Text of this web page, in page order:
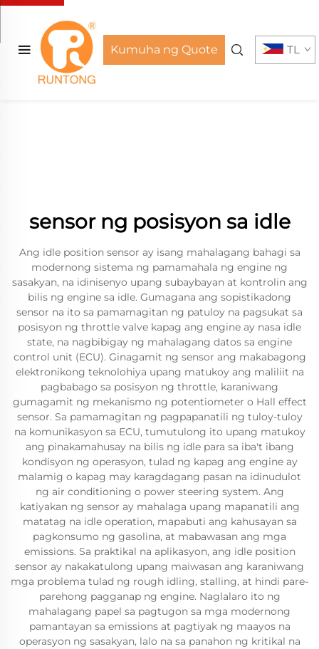
Kumuha ng Quote TL
sensor ng posisyon sa idle
Ang idle position sensor ay isang mahalagang bahagi sa
modernong sistema ng pamamahala ng engine ng
sasakyan, na idinisenyo upang subaybayan at kontrolin ang
bilis ng engine sa idle. Gumagana ang sopistikadong
sensor na ito sa pamamagitan ng patuloy na pagsukat sa
posisyon ng throttle valve kapag ang engine ay nasa idle
state, na nagbibigay ng mahalagang datos sa engine
control unit (ECU). Ginagamit ng sensor ang makabagong
elektronikong teknolohiya upang matukoy ang maliliit na
pagbabago sa posisyon ng throttle, karaniwang
gumagamit ng mekanismo ng potentiometer o Hall effect
sensor. Sa pamamagitan ng pagpapanatili ng tuloy-tuloy
na komunikasyon sa ECU, tumutulong ito upang matukoy
ang pinakamahusay na bilis ng idle para sa iba't ibang
kondisyon ng operasyon, tulad ng kapag ang engine ay
malamig o kapag may karagdagang pasan na idinudulot
ng air conditioning o power steering system. Ang
katiyakan ng sensor ay mahalaga upang mapanatili ang
matatag na idle operation, mapabuti ang kahusayan sa
pagkonsumo ng gasolina, at mabawasan ang mga
emissions. Sa praktikal na aplikasyon, ang idle position
sensor ay nakakatulong upang maiwasan ang karaniwang
mga problema tulad ng rough idling, stalling, at hindi pare-
parehong pagganap ng engine. Naglalaro ito ng
mahalagang papel sa pagtugon sa mga modernong
pamantayan sa emissions at pagtiyak ng maayos na
operasyon ng sasakyan, lalo na sa panahon ng kritikal na